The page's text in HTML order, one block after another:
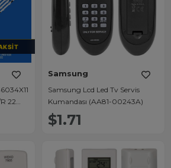
22
Samsung
Samsung Lcd Led Tv Servis
Kumandası (AA81-00243A)
$1.71